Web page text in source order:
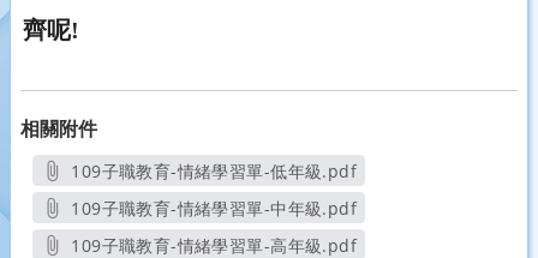
齊呢!
相關附件
109子職教育-情緒學習單-低年級.pdf
另開新視窗
109子職教育-情緒學習單-中年級.pdf
另開新視窗
109子職教育-情緒學習單-高年級.pdf